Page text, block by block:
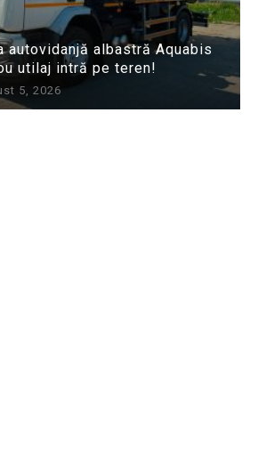
autovidanjă albastră Aquabis
utilaj intră pe teren!
5, 2026